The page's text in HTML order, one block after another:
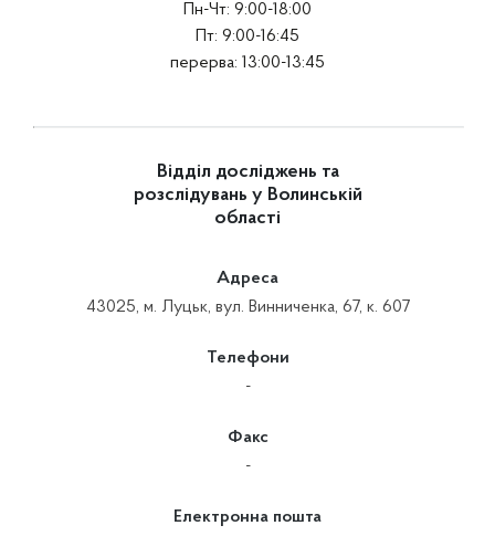
Пн-Чт: 9:00-18:00
Пт: 9:00-16:45
перерва: 13:00-13:45
Відділ досліджень та
розслідувань у Волинській
області
Адреса
43025, м. Луцьк, вул. Винниченка, 67, к. 607
Телефони
-
Факс
-
Електронна пошта